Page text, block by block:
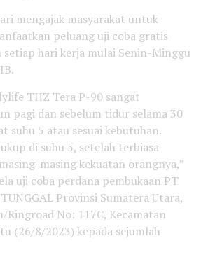
mengajak masyarakat untuk
peluang uji coba gratis
hari kerja mulai Senin-Minggu
THZ Tera P-90 sangat
pagi dan sebelum tidur selama 30
suhu 5 atau sesuai kebutuhan.
di suhu 5, setelah terbiasa
masing kekuatan orangnya,”
uji coba perdana pembukaan PT
Provinsi Sumatera Utara,
Ringroad No: 117C, Kecamatan
(26/8/2023) kepada sejumlah